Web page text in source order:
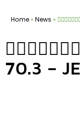
Home»News »
70.3 –